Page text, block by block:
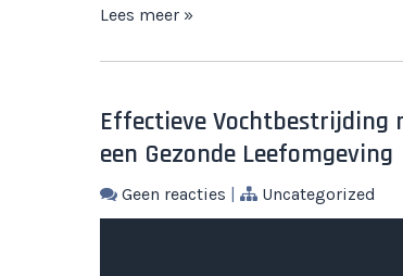
Lees meer »
Effectieve Vochtbestrijding
een Gezonde Leefomgeving
Geen reacties | Uncategorized